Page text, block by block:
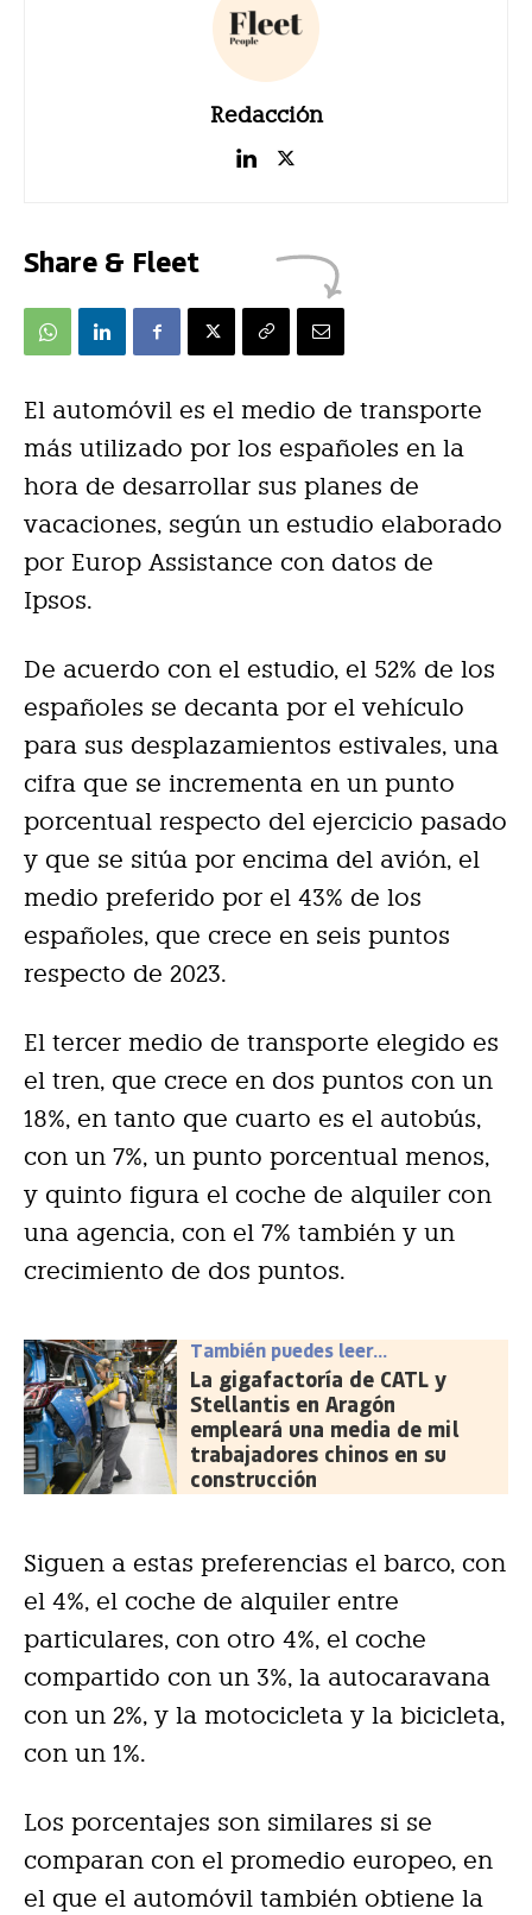
Redacción
Share & Fleet
El automóvil es el medio de transporte
más utilizado por los españoles en la
hora de desarrollar sus planes de
vacaciones, según un estudio elaborado
por Europ Assistance con datos de
Ipsos.
De acuerdo con el estudio, el 52% de los
españoles se decanta por el vehículo
para sus desplazamientos estivales, una
cifra que se incrementa en un punto
porcentual respecto del ejercicio pasado
y que se sitúa por encima del avión, el
medio preferido por el 43% de los
españoles, que crece en seis puntos
respecto de 2023.
El tercer medio de transporte elegido es
el tren, que crece en dos puntos con un
18%, en tanto que cuarto es el autobús,
con un 7%, un punto porcentual menos,
y quinto figura el coche de alquiler con
una agencia, con el 7% también y un
crecimiento de dos puntos.
También puedes leer...
La gigafactoría de CATL y
Stellantis en Aragón
empleará una media de mil
trabajadores chinos en su
construcción
Siguen a estas preferencias el barco, con
el 4%, el coche de alquiler entre
particulares, con otro 4%, el coche
compartido con un 3%, la autocaravana
con un 2%, y la motocicleta y la bicicleta,
con un 1%.
Los porcentajes son similares si se
comparan con el promedio europeo, en
el que el automóvil también obtiene la